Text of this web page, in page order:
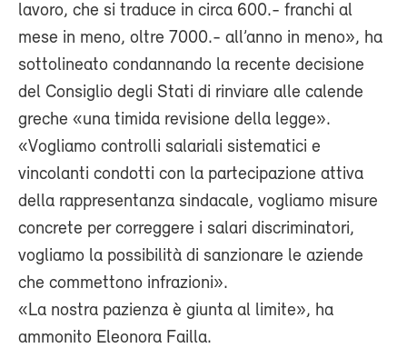
lavoro, che si traduce in circa 600.- franchi al
mese in meno, oltre 7000.- all’anno in meno», ha
sottolineato condannando la recente decisione
del Consiglio degli Stati di rinviare alle calende
greche «una timida revisione della legge».
«Vogliamo controlli salariali sistematici e
vincolanti condotti con la partecipazione attiva
della rappresentanza sindacale, vogliamo misure
concrete per correggere i salari discriminatori,
vogliamo la possibilità di sanzionare le aziende
che commettono infrazioni».
«La nostra pazienza è giunta al limite», ha
ammonito Eleonora Failla.